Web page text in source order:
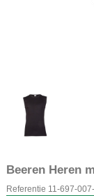
Beeren Heren
Referentie 11-697-007-